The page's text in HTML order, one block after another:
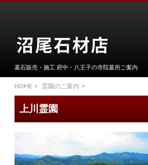
墓石販売・施工 府中・八王子の寺院墓所ご案内
HOME > 霊園のご案内 >
上川霊園